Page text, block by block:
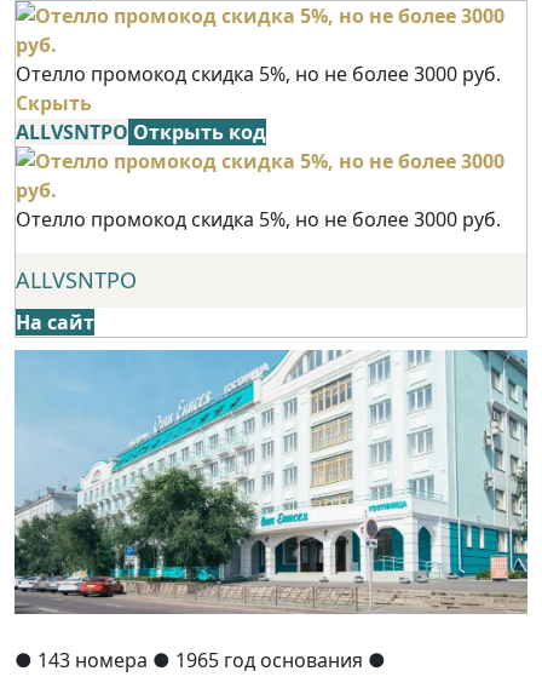
Отелло промокод скидка 5%, но не более 3000 руб.
Скрыть
ALLVSNTPO Открыть код
Отелло промокод скидка 5%, но не более 3000 руб.
ALLVSNTPO
На сайт
● 143 номера ● 1965 год основания ●